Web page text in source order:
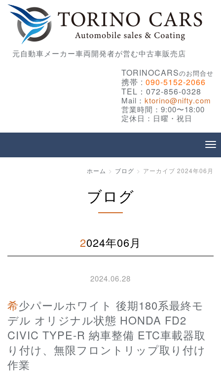
元自動車メーカー車両開発者が営む中古車販売店
TORINOCARSのお問合せ
携帯 : 090-5152-2066
TEL：072-856-0328
Mail： ktorino@nifty.com
営業時間：9:00〜18:00
定休日：日曜・祝日
ホーム ブログ アーカイブ 2024年06月
ブログ
2024年06月
2024.06.28
希少パールホワイト 後期180系最終モ
デル オリジナル状態 HONDA FD2
CIVIC TYPE-R 納車整備 ETC車載器取
り付け、無限フロントリップ取り付け
作業